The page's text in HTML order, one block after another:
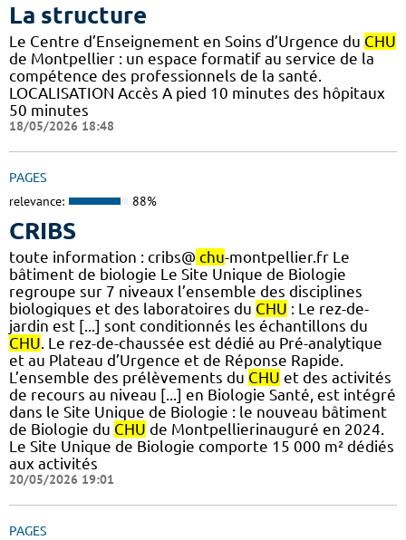
La structure
Le Centre d’Enseignement en Soins d’Urgence du CHU
de Montpellier : un espace formatif au service de la
compétence des professionnels de la santé.
LOCALISATION Accès A pied 10 minutes des hôpitaux
50 minutes
18/05/2026 18:48
PAGES
relevance: 88%
CRIBS
toute information : cribs@ chu-montpellier.fr Le
bâtiment de biologie Le Site Unique de Biologie
regroupe sur 7 niveaux l’ensemble des disciplines
biologiques et des laboratoires du CHU : Le rez-de-
jardin est [...] sont conditionnés les échantillons du
CHU. Le rez-de-chaussée est dédié au Pré-analytique
et au Plateau d’Urgence et de Réponse Rapide.
L’ensemble des prélèvements du CHU et des activités
de recours au niveau [...] en Biologie Santé, est intégré
dans le Site Unique de Biologie : le nouveau bâtiment
de Biologie du CHU de Montpellierinauguré en 2024.
Le Site Unique de Biologie comporte 15 000 m² dédiés
aux activités
20/05/2026 19:01
PAGES